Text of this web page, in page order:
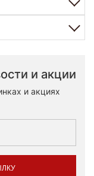
и акции
и акциях